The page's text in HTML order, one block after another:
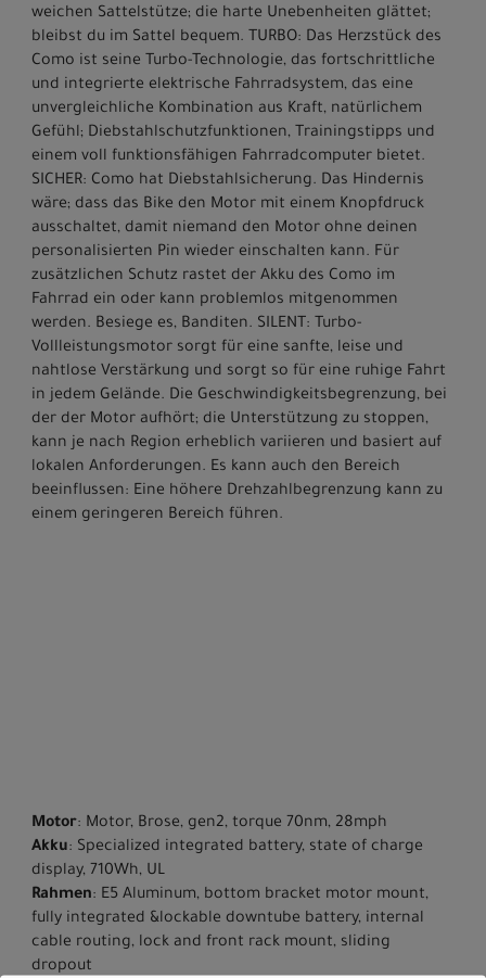
weichen Sattelstütze; die harte Unebenheiten glättet;
bleibst du im Sattel bequem. TURBO: Das Herzstück des
Como ist seine Turbo-Technologie, das fortschrittliche
und integrierte elektrische Fahrradsystem, das eine
unvergleichliche Kombination aus Kraft, natürlichem
Gefühl; Diebstahlschutzfunktionen, Trainingstipps und
einem voll funktionsfähigen Fahrradcomputer bietet.
SICHER: Como hat Diebstahlsicherung. Das Hindernis
wäre; dass das Bike den Motor mit einem Knopfdruck
ausschaltet, damit niemand den Motor ohne deinen
personalisierten Pin wieder einschalten kann. Für
zusätzlichen Schutz rastet der Akku des Como im
Fahrrad ein oder kann problemlos mitgenommen
werden. Besiege es, Banditen. SILENT: Turbo-
Vollleistungsmotor sorgt für eine sanfte, leise und
nahtlose Verstärkung und sorgt so für eine ruhige Fahrt
in jedem Gelände. Die Geschwindigkeitsbegrenzung, bei
der der Motor aufhört; die Unterstützung zu stoppen,
kann je nach Region erheblich variieren und basiert auf
lokalen Anforderungen. Es kann auch den Bereich
beeinflussen: Eine höhere Drehzahlbegrenzung kann zu
einem geringeren Bereich führen.
Motor: Motor, Brose, gen2, torque 70nm, 28mph
Akku: Specialized integrated battery, state of charge
display, 710Wh, UL
Rahmen: E5 Aluminum, bottom bracket motor mount,
fully integrated &lockable downtube battery, internal
cable routing, lock and front rack mount, sliding
dropout